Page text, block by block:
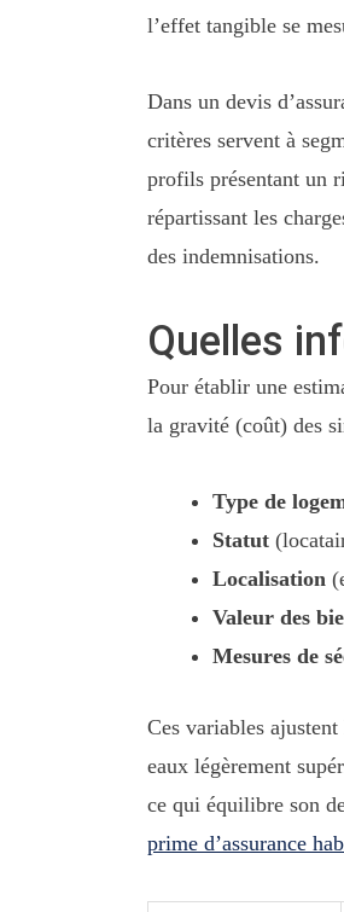
l’effet tangible se
Dans un devis
critères servent à
profils présentant un
répartissant les
des indemnisations.
Quelles
Pour établir une
la gravité (coût) des
Type de
Statut
Localisation
Valeur des
Mesures de
Ces variables
eaux légèrement
ce qui équilibre son
prime d’assurance